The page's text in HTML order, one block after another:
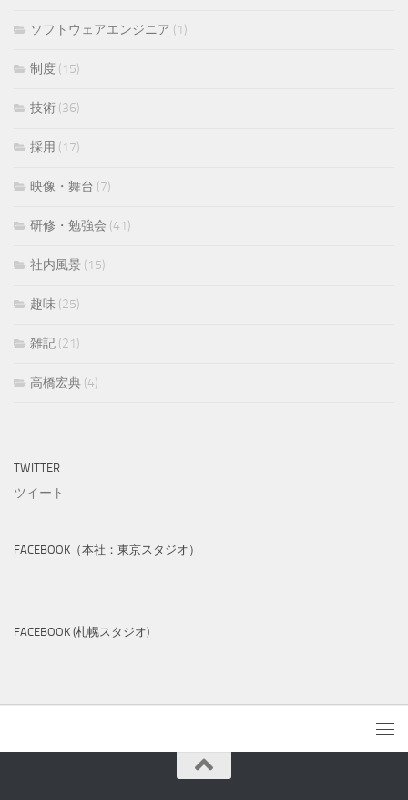
ソフトウェアエンジニア (1)
制度 (15)
技術 (36)
採用 (17)
映像・舞台 (7)
研修・勉強会 (41)
社内風景 (15)
趣味 (25)
雑記 (21)
高橋宏典 (4)
TWITTER
ツイート
FACEBOOK（本社：東京スタジオ）
FACEBOOK (札幌スタジオ)